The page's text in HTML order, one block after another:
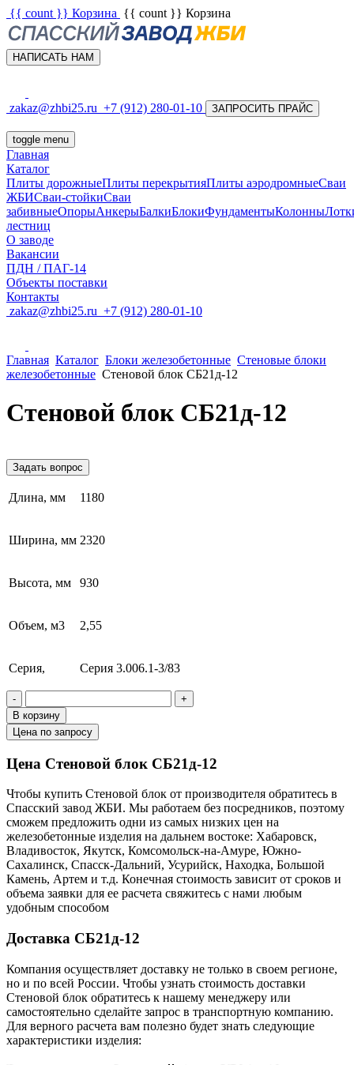
{{ count }} Корзина {{ count }} Корзина
НАПИСАТЬ НАМ
zakaz@zhbi25.ru +7 (912) 280-01-10 ЗАПРОСИТЬ ПРАЙС
toggle menu
Главная
Каталог
Плиты дорожныеПлиты перекрытияПлиты аэродромныеСваи
ЖБИСваи-стойкиСваи
забивныеОпорыАнкерыБалкиБлокиФундаментыКолонны
лестниц
О заводе
Вакансии
ПДН / ПАГ-14
Объекты поставки
Контакты
zakaz@zhbi25.ru +7 (912) 280-01-10
Главная Каталог Блоки железобетонные Стеновые блоки
железобетонные Стеновой блок СБ21д-12
Стеновой блок СБ21д-12
Задать вопрос
Длина, мм 1180
Ширина, мм 2320
Высота, мм 930
Объем, м3 2,55
Серия, Серия 3.006.1-3/83
-
+
В корзину
Цена по запросу
Цена Стеновой блок СБ21д-12
Чтобы купить Стеновой блок от производителя обратитесь в
Cпасский завод ЖБИ. Мы работаем без посредников, поэтому
сможем предложить одни из самых низких цен на
железобетонные изделия на дальнем востоке: Хабаровск,
Владивосток, Якутск, Комсомольск-на-Амуре, Южно-
Сахалинск, Спасск-Дальний, Усурийск, Находка, Большой
Камень, Артем и т.д. Конечная стоимость зависит от сроков и
объема заявки для ее расчета свяжитесь с нами любым
удобным способом
Доставка СБ21д-12
Компания осуществляет доставку не только в своем регионе,
но и по всей России. Чтобы узнать стоимость доставки
Стеновой блок обратитесь к нашему менеджеру или
самостоятельно сделайте запрос в транспортную компанию.
Для верного расчета вам полезно будет знать следующие
характеристики изделия: